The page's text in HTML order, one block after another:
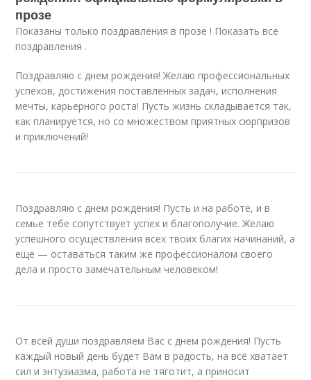
прозе
Показаны только поздравления в прозе ! Показать все
поздравления .
Поздравляю с днем рождения! Желаю профессиональных
успехов, достижения поставленных задач, исполнения
мечты, карьерного роста! Пусть жизнь складывается так,
как планируется, но со множеством приятных сюрпризов
и приключений!
Поздравляю с днем рождения! Пусть и на работе, и в
семье тебе сопутствует успех и благополучие. Желаю
успешного осуществления всех твоих благих начинаний, а
еще — оставаться таким же профессионалом своего
дела и просто замечательным человеком!
От всей души поздравляем Вас с днем рождения! Пусть
каждый новый день будет Вам в радость, на всё хватает
сил и энтузиазма, работа не тяготит, а приносит